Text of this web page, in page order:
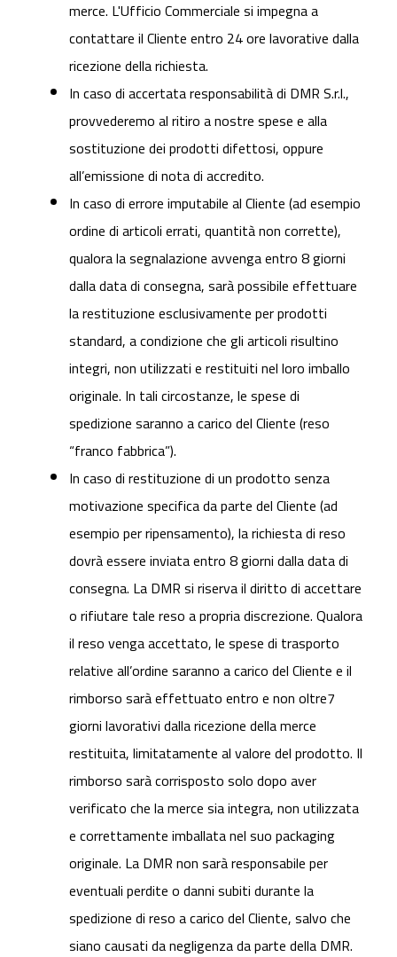
merce. L'Ufficio Commerciale si impegna a
contattare il Cliente entro 24 ore lavorative dalla
ricezione della richiesta.
In caso di accertata responsabilità di DMR S.r.l.,
provvederemo al ritiro a nostre spese e alla
sostituzione dei prodotti difettosi, oppure
all’emissione di nota di accredito.
In caso di errore imputabile al Cliente (ad esempio
ordine di articoli errati, quantità non corrette),
qualora la segnalazione avvenga entro 8 giorni
dalla data di consegna, sarà possibile effettuare
la restituzione esclusivamente per prodotti
standard, a condizione che gli articoli risultino
integri, non utilizzati e restituiti nel loro imballo
originale. In tali circostanze, le spese di
spedizione saranno a carico del Cliente (reso
“franco fabbrica”).
In caso di restituzione di un prodotto senza
motivazione specifica da parte del Cliente (ad
esempio per ripensamento), la richiesta di reso
dovrà essere inviata entro 8 giorni dalla data di
consegna. La DMR si riserva il diritto di accettare
o rifiutare tale reso a propria discrezione. Qualora
il reso venga accettato, le spese di trasporto
relative all’ordine saranno a carico del Cliente e il
rimborso sarà effettuato entro e non oltre7
giorni lavorativi dalla ricezione della merce
restituita, limitatamente al valore del prodotto. Il
rimborso sarà corrisposto solo dopo aver
verificato che la merce sia integra, non utilizzata
e correttamente imballata nel suo packaging
originale. La DMR non sarà responsabile per
eventuali perdite o danni subiti durante la
spedizione di reso a carico del Cliente, salvo che
siano causati da negligenza da parte della DMR.